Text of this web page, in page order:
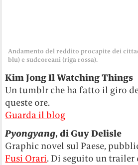
Andamento del reddito procapite dei
blu) e sudcoreani (riga rossa).
Kim Jong Il Watching Things
Un tumblr che ha fatto il giro
queste ore.
Guarda il blog
Pyongyang, di Guy Delisle
Graphic novel sul Paese,
Fusi Orari. Di seguito un trailer